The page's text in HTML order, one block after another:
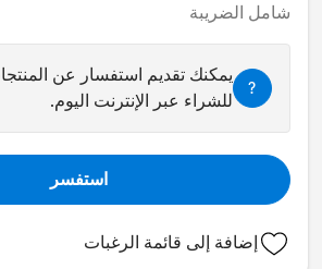
شامل الضريبة
?
يمكنك تقديم استفسار عن
للشراء عبر الإنترنت اليوم.
استفسر
إضافة إلى قائمة الرغبات